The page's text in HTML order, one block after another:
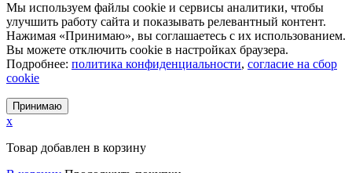
Мы используем файлы cookie и сервисы аналитики, чтобы
улучшить работу сайта и показывать релевантный контент.
Нажимая «Принимаю», вы соглашаетесь с их использованием.
Вы можете отключить cookie в настройках браузера.
Подробнее: политика конфиденциальности, согласие на сбор
cookie
Принимаю
x
Товар добавлен в корзину